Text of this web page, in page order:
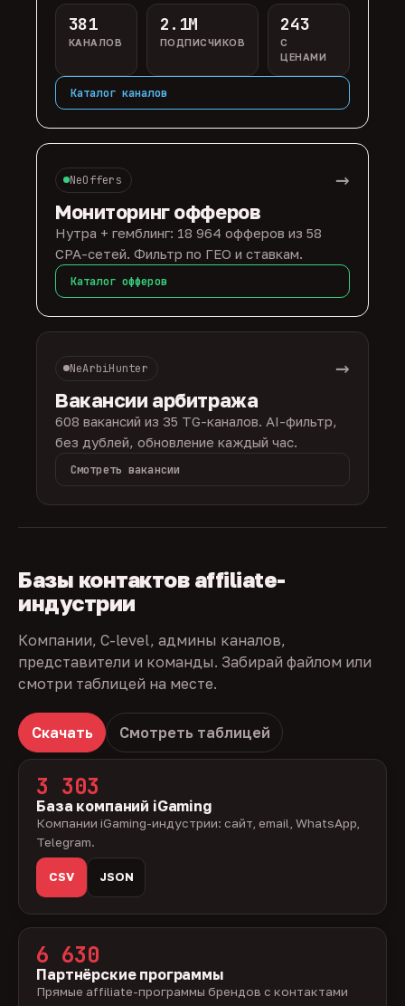
381
КАНАЛОВ
2.1M
ПОДПИСЧИКОВ
243
С
ЦЕНАМИ
Каталог каналов
NeOffers →
Мониторинг офферов
Нутра + гемблинг: 18 964 офферов из 58
CPA-сетей. Фильтр по ГЕО и ставкам.
Каталог офферов
NeArbiHunter →
Вакансии арбитража
608 вакансий из 35 TG-каналов. AI-фильтр,
без дублей, обновление каждый час.
Смотреть вакансии
Базы контактов affiliate-
индустрии
Компании, C-level, админы каналов,
представители и команды. Забирай файлом или
смотри таблицей на месте.
Скачать Смотреть таблицей
3 303
База компаний iGaming
Компании iGaming-индустрии: сайт, email, WhatsApp,
Telegram.
CSV JSON
6 630
Партнёрские программы
Прямые affiliate-программы брендов с контактами